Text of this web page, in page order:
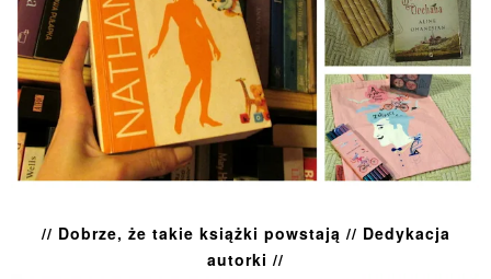
// Dobrze, że takie książki powstają // Dedykacja
autorki //